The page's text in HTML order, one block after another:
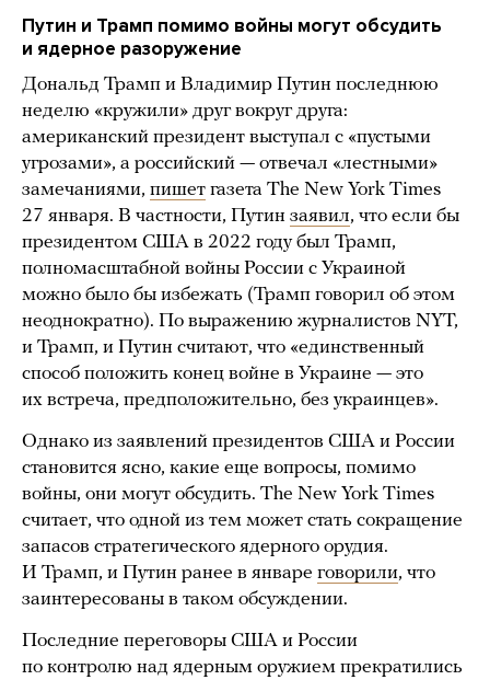
Путин и Трамп помимо войны могут обсудить
и ядерное разоружение
Дональд Трамп и Владимир Путин последнюю
неделю «кружили» друг вокруг друга:
американский президент выступал с «пустыми
угрозами», а российский — отвечал «лестными»
замечаниями, пишет газета The New York Times
27 января. В частности, Путин заявил, что если бы
президентом США в 2022 году был Трамп,
полномасштабной войны России с Украиной
можно было бы избежать (Трамп говорил об этом
неоднократно). По выражению журналистов NYT,
и Трамп, и Путин считают, что «единственный
способ положить конец войне в Украине — это
их встреча, предположительно, без украинцев».
Однако из заявлений президентов США и России
становится ясно, какие еще вопросы, помимо
войны, они могут обсудить. The New York Times
считает, что одной из тем может стать сокращение
запасов стратегического ядерного орудия.
И Трамп, и Путин ранее в январе говорили, что
заинтересованы в таком обсуждении.
Последние переговоры США и России
по контролю над ядерным оружием прекратились